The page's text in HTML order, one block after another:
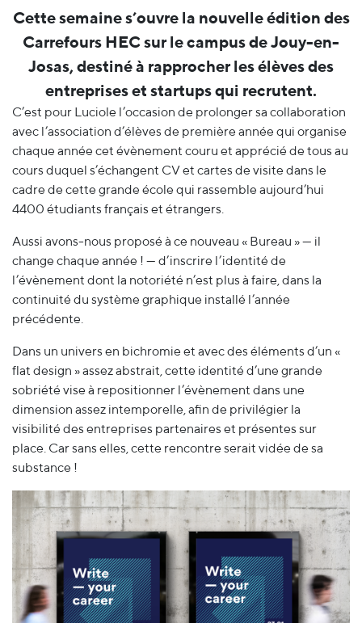
Cette semaine s’ouvre la nouvelle édition des
Carrefours HEC sur le campus de Jouy-en-
Josas, destiné à rapprocher les élèves des
entreprises et startups qui recrutent.
C’est pour Luciole l’occasion de prolonger sa collaboration
avec l’association d’élèves de première année qui organise
chaque année cet évènement couru et apprécié de tous au
cours duquel s’échangent CV et cartes de visite dans le
cadre de cette grande école qui rassemble aujourd’hui
4400 étudiants français et étrangers.
Aussi avons-nous proposé à ce nouveau « Bureau » — il
change chaque année ! — d’inscrire l’identité de
l’évènement dont la notoriété n’est plus à faire, dans la
continuité du système graphique installé l’année
précédente.
Dans un univers en bichromie et avec des éléments d’un «
flat design » assez abstrait, cette identité d’une grande
sobriété vise à repositionner l’évènement dans une
dimension assez intemporelle, afin de privilégier la
visibilité des entreprises partenaires et présentes sur
place. Car sans elles, cette rencontre serait vidée de sa
substance !